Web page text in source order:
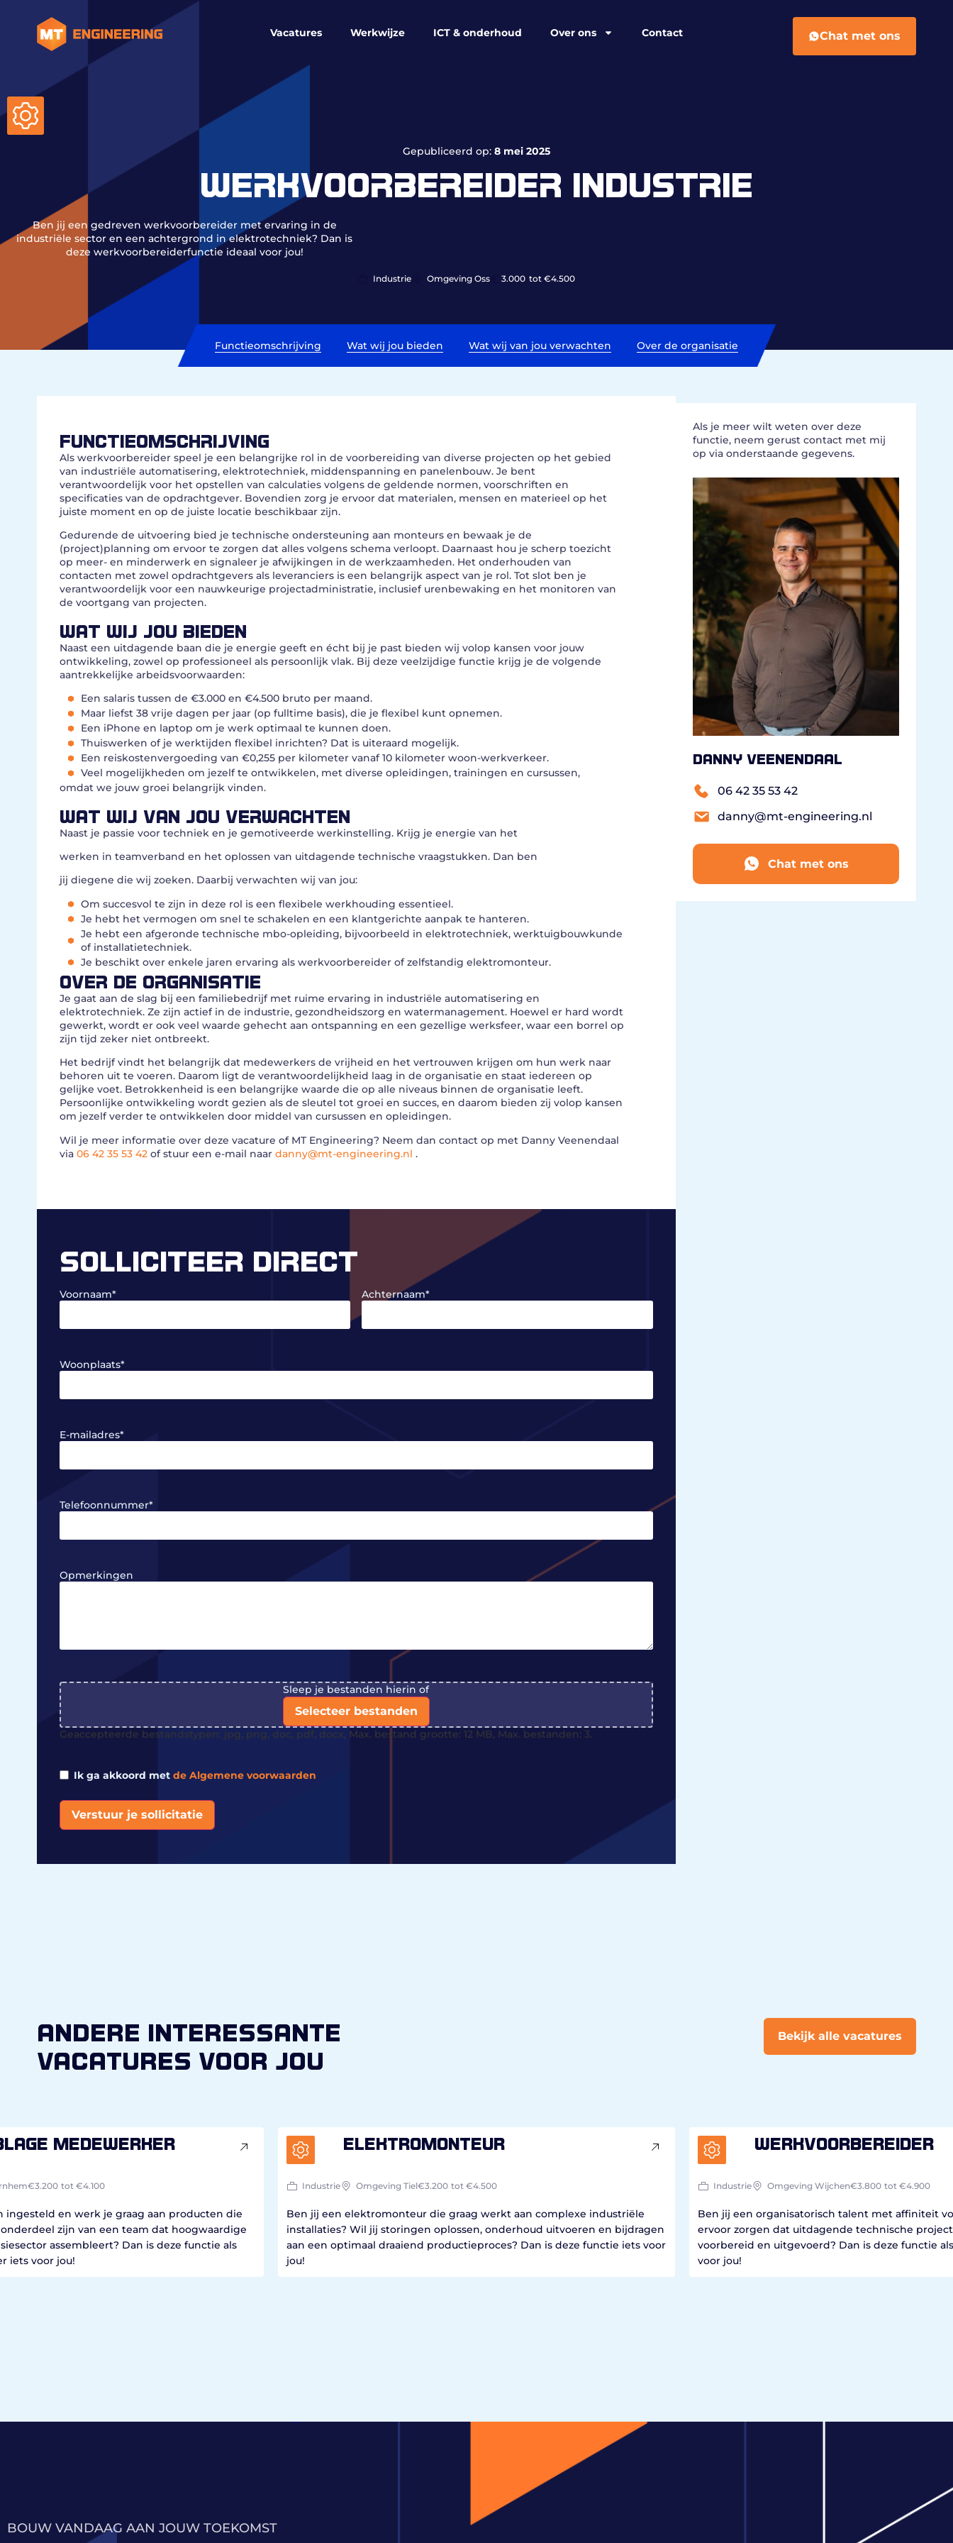
Vacatures Werkwijze ICT & onderhoud Over ons Contact Chat met ons
Gepubliceerd op: 8 mei 2025
WERKVOORBEREIDER INDUSTRIE
Ben jij een gedreven werkvoorbereider met ervaring in de
industriële sector en een achtergrond in elektrotechniek? Dan is
deze werkvoorbereiderfunctie ideaal voor jou!
Industrie Omgeving Oss 3.000 tot €4.500
Functieomschrijving Wat wij jou bieden Wat wij van jou verwachten Over de organisatie
FUNCTIEOMSCHRIJVING
Als werkvoorbereider speel je een belangrijke rol in de voorbereiding van diverse projecten op het gebied
van industriële automatisering, elektrotechniek, middenspanning en panelenbouw. Je bent
verantwoordelijk voor het opstellen van calculaties volgens de geldende normen, voorschriften en
specificaties van de opdrachtgever. Bovendien zorg je ervoor dat materialen, mensen en materieel op het
juiste moment en op de juiste locatie beschikbaar zijn.
Gedurende de uitvoering bied je technische ondersteuning aan monteurs en bewaak je de
(project)planning om ervoor te zorgen dat alles volgens schema verloopt. Daarnaast hou je scherp toezicht
op meer- en minderwerk en signaleer je afwijkingen in de werkzaamheden. Het onderhouden van
contacten met zowel opdrachtgevers als leveranciers is een belangrijk aspect van je rol. Tot slot ben je
verantwoordelijk voor een nauwkeurige projectadministratie, inclusief urenbewaking en het monitoren van
de voortgang van projecten.
WAT WIJ JOU BIEDEN
Naast een uitdagende baan die je energie geeft en écht bij je past bieden wij volop kansen voor jouw
ontwikkeling, zowel op professioneel als persoonlijk vlak. Bij deze veelzijdige functie krijg je de volgende
aantrekkelijke arbeidsvoorwaarden:
Een salaris tussen de €3.000 en €4.500 bruto per maand.
Maar liefst 38 vrije dagen per jaar (op fulltime basis), die je flexibel kunt opnemen.
Een iPhone en laptop om je werk optimaal te kunnen doen.
Thuiswerken of je werktijden flexibel inrichten? Dat is uiteraard mogelijk.
Een reiskostenvergoeding van €0,255 per kilometer vanaf 10 kilometer woon-werkverkeer.
Veel mogelijkheden om jezelf te ontwikkelen, met diverse opleidingen, trainingen en cursussen,
omdat we jouw groei belangrijk vinden.
WAT WIJ VAN JOU VERWACHTEN
Naast je passie voor techniek en je gemotiveerde werkinstelling. Krijg je energie van het
werken in teamverband en het oplossen van uitdagende technische vraagstukken. Dan ben
jij diegene die wij zoeken. Daarbij verwachten wij van jou:
Om succesvol te zijn in deze rol is een flexibele werkhouding essentieel.
Je hebt het vermogen om snel te schakelen en een klantgerichte aanpak te hanteren.
Je hebt een afgeronde technische mbo-opleiding, bijvoorbeeld in elektrotechniek, werktuigbouwkunde
of installatietechniek.
Je beschikt over enkele jaren ervaring als werkvoorbereider of zelfstandig elektromonteur.
OVER DE ORGANISATIE
Je gaat aan de slag bij een familiebedrijf met ruime ervaring in industriële automatisering en
elektrotechniek. Ze zijn actief in de industrie, gezondheidszorg en watermanagement. Hoewel er hard wordt
gewerkt, wordt er ook veel waarde gehecht aan ontspanning en een gezellige werksfeer, waar een borrel op
zijn tijd zeker niet ontbreekt.
Het bedrijf vindt het belangrijk dat medewerkers de vrijheid en het vertrouwen krijgen om hun werk naar
behoren uit te voeren. Daarom ligt de verantwoordelijkheid laag in de organisatie en staat iedereen op
gelijke voet. Betrokkenheid is een belangrijke waarde die op alle niveaus binnen de organisatie leeft.
Persoonlijke ontwikkeling wordt gezien als de sleutel tot groei en succes, en daarom bieden zij volop kansen
om jezelf verder te ontwikkelen door middel van cursussen en opleidingen.
Wil je meer informatie over deze vacature of MT Engineering? Neem dan contact op met Danny Veenendaal
via 06 42 35 53 42 of stuur een e-mail naar danny@mt-engineering.nl .
SOLLICITEER DIRECT
Voornaam* Achternaam*
Woonplaats*
E-mailadres*
Telefoonnummer*
Opmerkingen
File Sleep je bestanden hierin of
Selecteer bestanden
Geaccepteerde bestandstypen: jpg, png, doc, pdf, docx, Max. bestand grootte: 12 MB, Max. bestanden: 3.
Ik ga akkoord met de Algemene voorwaarden
Verstuur je sollicitatie
Als je meer wilt weten over deze
functie, neem gerust contact met mij
op via onderstaande gegevens.
Danny Veenendaal
06 42 35 53 42
danny@mt-engineering.nl
Chat met ons
andere interessante
vacatures voor jou
Bekijk alle vacatures
medewerker
€3.200 tot €4.100
ingesteld en werk je graag aan producten die
zijn van een team dat hoogwaardige
assembleert? Dan is deze functie als
iets voor jou!
Elektromonteur
Industrie Omgeving Tiel€3.200 tot €4.500
Ben jij een elektromonteur die graag werkt aan complexe industriële
installaties? Wil jij storingen oplossen, onderhoud uitvoeren en bijdragen
aan een optimaal draaiend productieproces? Dan is deze functie iets voor
jou!
Werkvoorbereider
Industrie Omgeving Wijchen€3.800 tot €4.900
Ben jij een organisatorisch talent met affiniteit
ervoor zorgen dat uitdagende technische
voorbereid en uitgevoerd? Dan is deze functie
voor jou!
BOUW VANDAAG AAN JOUW TOEKOMST